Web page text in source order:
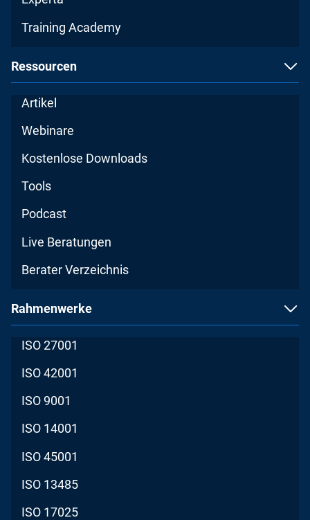
Training Academy
Ressourcen
Artikel
Webinare
Kostenlose Downloads
Tools
Podcast
Live Beratungen
Berater Verzeichnis
Rahmenwerke
ISO 27001
ISO 42001
ISO 9001
ISO 14001
ISO 45001
ISO 13485
ISO 17025